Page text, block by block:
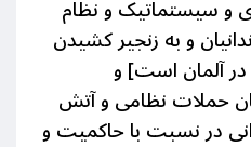
و سیستماتیک و نظام
و به زنجیر کشیدن
در آلمان است] و
حملات نظامی و آتش
در نسبت با حاکمیت و